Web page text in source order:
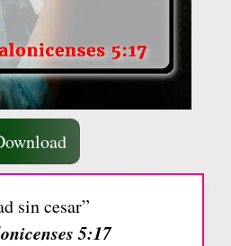
sin cesar”
5:17